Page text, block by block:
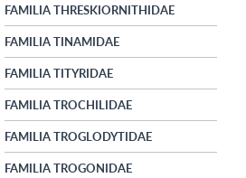
FAMILIA THRESKIORNITHIDAE
FAMILIA TINAMIDAE
FAMILIA TITYRIDAE
FAMILIA TROCHILIDAE
FAMILIA TROGLODYTIDAE
FAMILIA TROGONIDAE